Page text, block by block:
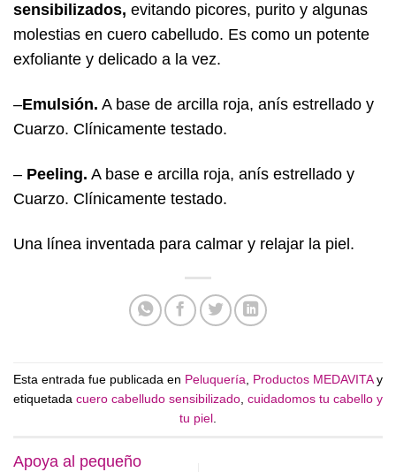
sensibilizados, evitando picores, purito y algunas
molestias en cuero cabelludo. Es como un potente
exfoliante y delicado a la vez.
–Emulsión. A base de arcilla roja, anís estrellado y
Cuarzo. Clínicamente testado.
– Peeling. A base e arcilla roja, anís estrellado y
Cuarzo. Clínicamente testado.
Una línea inventada para calmar y relajar la piel.
Esta entrada fue publicada en Peluquería, Productos MEDAVITAy
etiquetada cuero cabelludo sensibilizado, cuidadomos tu cabello y
tu piel.
Apoya al pequeño